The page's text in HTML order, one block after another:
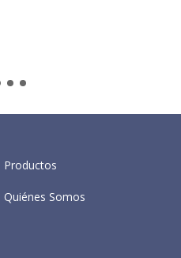
Productos
Quiénes Somos